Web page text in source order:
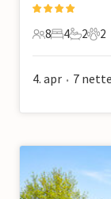
8 Gjester
8
4 Soverom
4
2 Bad
2
2
2
4. apr • 7